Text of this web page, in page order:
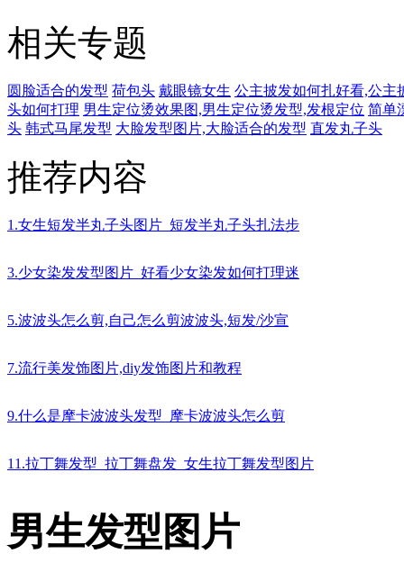
相关专题
圆脸适合的发型 荷包头 戴眼镜女生 公主披发如何扎好看,公主
头如何打理 男生定位烫效果图,男生定位烫发型,发根定位 简单
头 韩式马尾发型 大脸发型图片,大脸适合的发型 直发丸子头
推荐内容
1.女生短发半丸子头图片_短发半丸子头扎法步
3.少女染发发型图片_好看少女染发如何打理迷
5.波波头怎么剪,自己怎么剪波波头,短发/沙宣
7.流行美发饰图片,diy发饰图片和教程
9.什么是摩卡波波头发型_摩卡波波头怎么剪
11.拉丁舞发型_拉丁舞盘发_女生拉丁舞发型图片
男生发型图片